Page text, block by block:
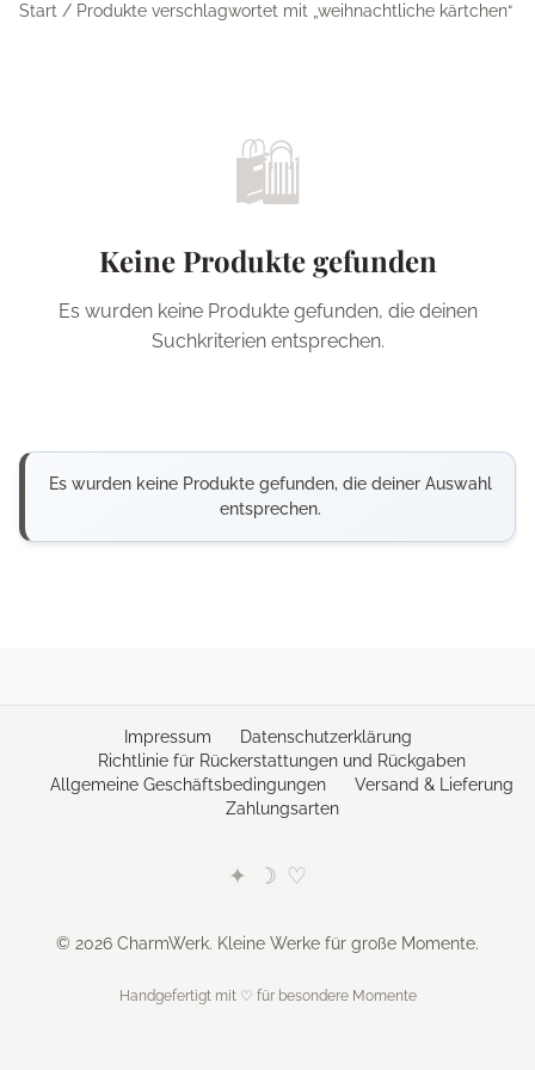
Start / Produkte verschlagwortet mit „weihnachtliche kärtchen“
🛍️
Keine Produkte gefunden
Es wurden keine Produkte gefunden, die deinen
Suchkriterien entsprechen.
Es wurden keine Produkte gefunden, die deiner Auswahl
entsprechen.
Impressum
Datenschutzerklärung
Richtlinie für Rückerstattungen und Rückgaben
Allgemeine Geschäftsbedingungen
Versand & Lieferung
Zahlungsarten
✦ ☽ ♡
© 2026 CharmWerk. Kleine Werke für große Momente.
Handgefertigt mit ♡ für besondere Momente